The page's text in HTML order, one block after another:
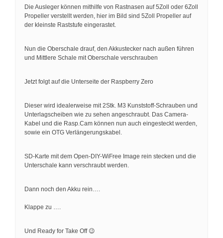
Die Ausleger können mithilfe von Rastnasen auf 5Zoll oder 6Zoll
Propeller verstellt werden, hier im Bild sind 5Zoll Propeller auf
der kleinste Raststufe eingerastet.
Nun die Oberschale drauf, den Akkustecker nach außen führen
und Mittlere Schale mit Oberschale verschrauben
Jetzt folgt auf die Unterseite der Raspberry Zero
Dieser wird idealerweise mit 2Stk. M3 Kunststoff-Schrauben und
Unterlagscheiben wie zu sehen angeschraubt. Das Camera-
Kabel und die Rasp.Cam können nun auch eingesteckt werden,
sowie ein OTG Verlängerungskabel.
SD-Karte mit dem Open-DIY-WiFree Image rein stecken und die
Unterschale kann verschraubt werden.
Dann noch den Akku rein….
Klappe zu ….
Und Ready for Take Off 😉